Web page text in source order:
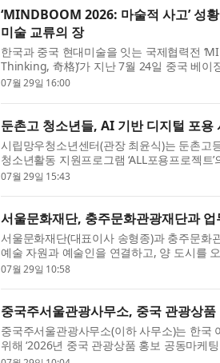
‘MINDBOOM 2026: 마술적 사고’ 성
미술 교류의 장
한국과 중국 현대미술을 잇는 국제협력전
Thinking, 奇格)’가 지난 7월 24일 중국 베이
막했다. 이번 전시는 회화·조각·설치·사진·영
07월 29일 16:00
둔촌고 청소년들, AI 기반 디지털 포용
시립망우청소년센터(관장 최윤식)는 둔촌고
청소년활동 지원프로그램 ‘ALL포용프로젝
들이 직접 기획·개발한 디지털 포용 서...
07월 29일 15:43
서울문화재단, 충주문화관광재단과
서울문화재단(대표이사 송형종)과 충주문화
예술 자원과 예술인을 연결하고, 양 도시를
기관은 지난 28일(화) 충주체험관광센...
07월 29일 10:58
중국주서울관광사무소, 중국 관광상
중국주서울관광사무소(이하 사무소)는 한
위해 ‘2026년 중국 관광상품 홍보 공동마케
7일까지 참여 여행사를 모집한다고 밝...